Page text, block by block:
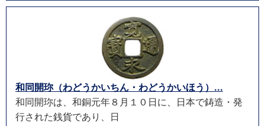
和同開珎（わどうかいちん・わどうかいほう）...
和同開珎は、和銅元年８月１０日に、日本で鋳造・発
行された銭貨であり、日